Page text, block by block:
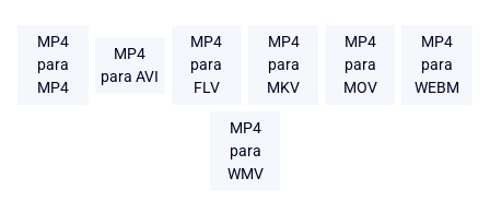
MP4
para
MP4
MP4
para AVI
MP4
para
FLV
MP4
para
MKV
MP4
para
MOV
MP4
para
WEBM
MP4
para
WMV